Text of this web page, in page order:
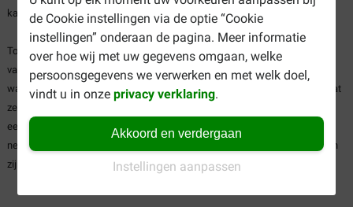
de Cookie instellingen via de optie “Cookie
instellingen” onderaan de pagina. Meer informatie
over hoe wij met uw gegevens omgaan, welke
persoonsgegevens we verwerken en met welk doel,
vindt u in onzeprivacy verklaring.
Akkoord en verdergaan
Instellingen aanpassen
kans op hartziekten.
Tot slot is Boxer hondenvoer speciaal afgestemd op de kaken en het gebit
van Boxers. Boxers kunnen moeite hebben om hun voeding op te pakken,
waardoor ze minder genieten van hun maaltijd. Daarnaast komt het voor dat
ze hun eten doorslikken zonder goed te kauwen. Boxer hondenvoer heeft
een speciaal ontwikkelde brokvorm die gemakkelijker te eten is. Hierdoor
neemt uw Boxer de voedingsstoffen beter op en zal hij heerlijk smullen van
zijn eten!